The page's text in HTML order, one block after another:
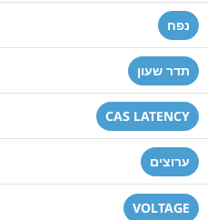
נפח
תדר שעון
CAS LATENCY
ערוצים
VOLTAGE